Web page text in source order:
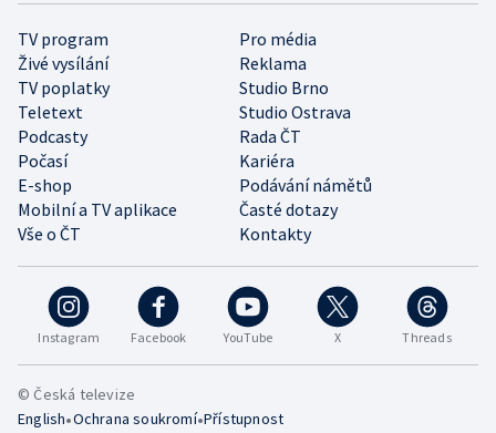
Instagram Facebook YouTube X Threads
TV program
Pro média
Živé vysílání
Reklama
TV poplatky
Studio Brno
Teletext
Studio Ostrava
Podcasty
Rada ČT
Počasí
Kariéra
E-shop
Podávání námětů
Mobilní a TV aplikace
Časté dotazy
Vše o ČT
Kontakty
© Česká televize
English•Ochrana soukromí•Přístupnost